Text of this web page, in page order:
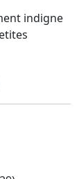
indigne